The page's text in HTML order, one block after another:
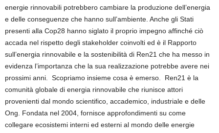
energie rinnovabili potrebbero cambiare la produzione dell’energia
e delle conseguenze che hanno sull’ambiente. Anche gli Stati
presenti alla Cop28 hanno siglato il proprio impegno affinché ciò
accada nel rispetto degli stakeholder coinvolti ed è il Rapporto
sull’energia rinnovabile e la sostenibilità di Ren21 che ha messo in
evidenza l’importanza che la sua realizzazione potrebbe avere nei
prossimi anni. Scopriamo insieme cosa è emerso. Ren21 è la
comunità globale di energia rinnovabile che riunisce attori
provenienti dal mondo scientifico, accademico, industriale e delle
Ong. Fondata nel 2004, fornisce approfondimenti su come
collegare ecosistemi interni ed esterni al mondo delle energie